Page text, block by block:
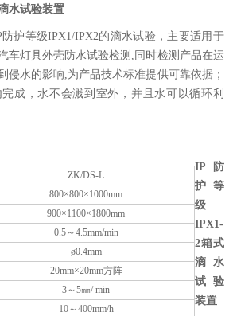
水试验装置
护等级IPX1/IPX2的滴水试验，主要适用于
车灯具外壳防水试验检测,同时检测产品在运
侵水的影响,为产品技术标准提供可靠依据；
成，水不会溅到室外，并且水可以循环利
ZK/DS-L
800×800×1000mm
900×1100×1800mm
0.5～4.5mm/min
ø0.4mm
20mm×20mm方阵
3～5㎜/ min
10～400mm/h
IP防
护等
级
IPX1-
2箱式
滴水
试验
装置